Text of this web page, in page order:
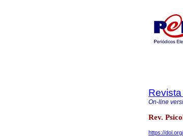
On-line
Rev.
https://